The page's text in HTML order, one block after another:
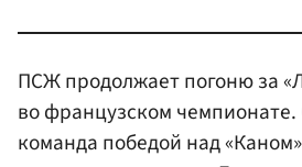
ПСЖ продолжает погоню за
во французском чемпионате.
команда победой над